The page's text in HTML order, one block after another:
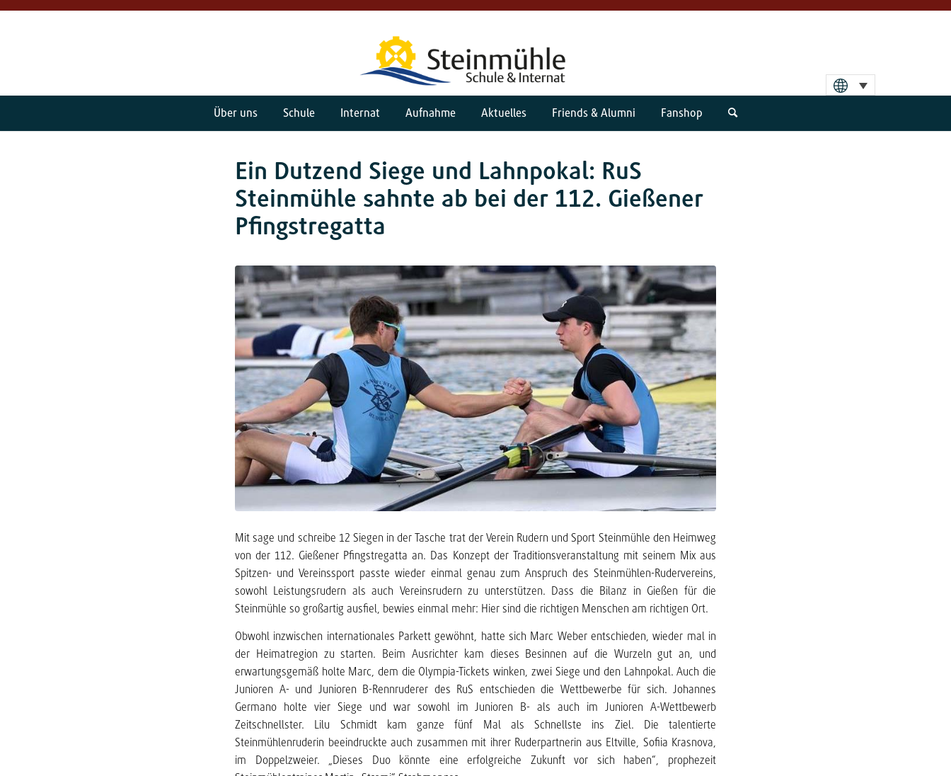
Über uns Schule Internat Aufnahme Aktuelles Friends & Alumni Fanshop
Ein Dutzend Siege und Lahnpokal: RuS
Steinmühle sahnte ab bei der 112. Gießener
Pfingstregatta
Mit sage und schreibe 12 Siegen in der Tasche trat der Verein Rudern und Sport Steinmühle den Heimweg
von der 112. Gießener Pfingstregatta an. Das Konzept der Traditionsveranstaltung mit seinem Mix aus
Spitzen- und Vereinssport passte wieder einmal genau zum Anspruch des Steinmühlen-Rudervereins,
sowohl Leistungsrudern als auch Vereinsrudern zu unterstützen. Dass die Bilanz in Gießen für die
Steinmühle so großartig ausfiel, bewies einmal mehr: Hier sind die richtigen Menschen am richtigen Ort.
Obwohl inzwischen internationales Parkett gewöhnt, hatte sich Marc Weber entschieden, wieder mal in
der Heimatregion zu starten. Beim Ausrichter kam dieses Besinnen auf die Wurzeln gut an, und
erwartungsgemäß holte Marc, dem die Olympia-Tickets winken, zwei Siege und den Lahnpokal. Auch die
Junioren A- und Junioren B-Rennruderer des RuS entschieden die Wettbewerbe für sich. Johannes
Germano holte vier Siege und war sowohl im Junioren B- als auch im Junioren A-Wettbewerb
Zeitschnellster. Lilu Schmidt kam ganze fünf Mal als Schnellste ins Ziel. Die talentierte
Steinmühlenruderin beeindruckte auch zusammen mit ihrer Ruderpartnerin aus Eltville, Sofiia Krasnova,
im Doppelzweier. „Dieses Duo könnte eine erfolgreiche Zukunft vor sich haben“, prophezeit